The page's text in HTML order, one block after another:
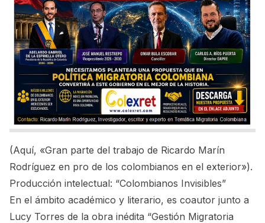
(Aquí, «Gran parte del trabajo de Ricardo Marín
Rodríguez en pro de los colombianos en el exterior»).
Producción intelectual: “Colombianos Invisibles”
En el ámbito académico y literario, es coautor junto a
Lucy Torres de la obra inédita “Gestión Migratoria